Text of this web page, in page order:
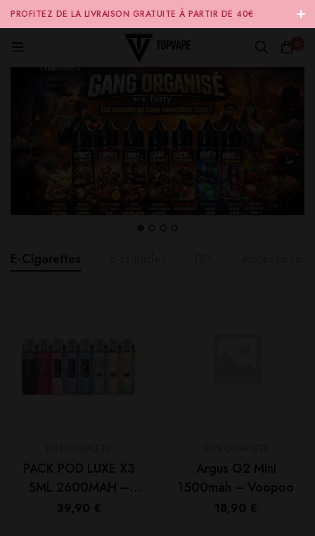
PROFITEZ DE LA LIVRAISON GRATUITE À PARTIR DE 40€
D'ACHAT SUR NOTRE SITE INTERNET 🚚
E-Cigarettes
PACK POD LUXE X3
5ML 2600MAH –
VAPORESSO
39,90 €
Argus G2 Mini
1500mah – Voopoo
18,90 €